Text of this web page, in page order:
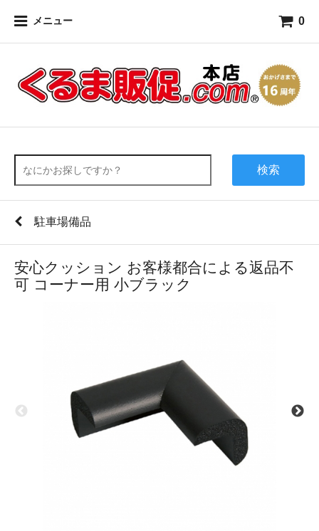
メニュー 0
検索
駐車場備品
安心クッション お客様都合による返品不
可 コーナー用 小ブラック